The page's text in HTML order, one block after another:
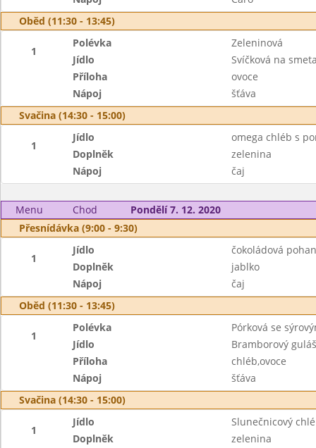
Oběd (11:30 - 13:45)
1
Polévka
Zeleninová
Jídlo
Svíčková na
Příloha
ovoce
Nápoj
šťáva
Svačina (14:30 - 15:00)
1
Jídlo
omega chléb s
Doplněk
zelenina
Nápoj
čaj
Menu Chod
Pondělí 7. 12. 2020
Přesnídávka (9:00 - 9:30)
1
Jídlo
čokoládová
Doplněk
jablko
Nápoj
čaj
Oběd (11:30 - 13:45)
1
Polévka
Pórková se
Jídlo
Bramborový
Příloha
chléb,ovoce
Nápoj
šťáva
Svačina (14:30 - 15:00)
1
Jídlo
Slunečnicový
Doplněk
zelenina